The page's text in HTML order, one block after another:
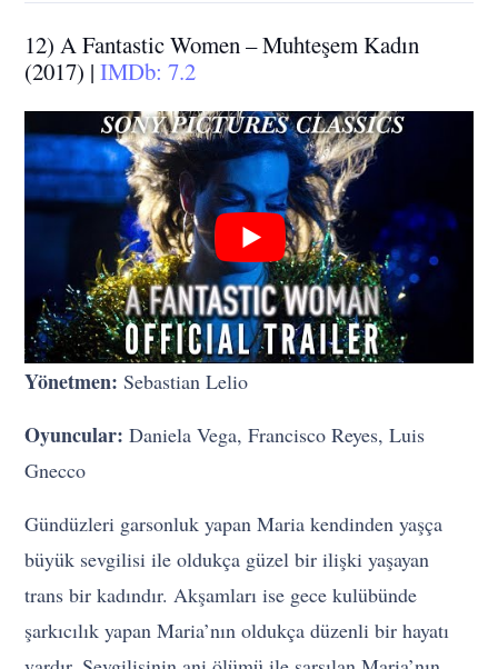
12) A Fantastic Women – Muhteşem Kadın
(2017) |IMDb: 7.2
Yönetmen: Sebastian Lelio
Oyuncular: Daniela Vega, Francisco Reyes, Luis
Gnecco
Gündüzleri garsonluk yapan Maria kendinden yaşça
büyük sevgilisi ile oldukça güzel bir ilişki yaşayan
trans bir kadındır. Akşamları ise gece kulübünde
şarkıcılık yapan Maria’nın oldukça düzenli bir hayatı